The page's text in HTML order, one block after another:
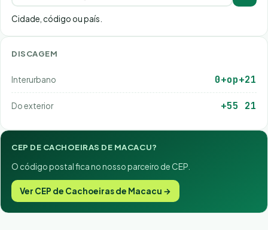
Cidade, código ou país.
DISCAGEM
Interurbano 0+op+21
Do exterior +55 21
CEP DE CACHOEIRAS DE MACACU?
O código postal fica no nosso parceiro de CEP.
Ver CEP de Cachoeiras de Macacu →